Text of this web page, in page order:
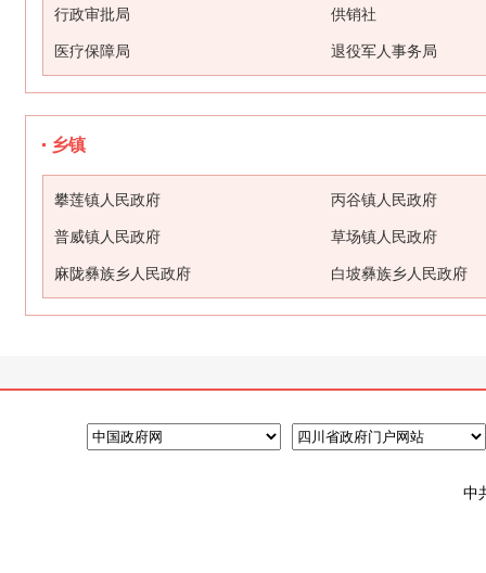
行政审批局 供销社
医疗保障局 退役军人事务局
乡镇
攀莲镇人民政府 丙谷镇人民政府
普威镇人民政府 草场镇人民政府
麻陇彝族乡人民政府 白坡彝族乡人民政府
中